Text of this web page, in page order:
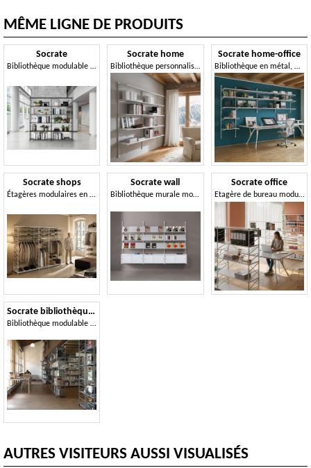
MÊME LIGNE DE PRODUITS
Socrate
Bibliothèque modulable en métal
Socrate home
Bibliothèque personnalisable, pour l'ameublement
Socrate home-office
Bibliothèque en métal, modulable et personnalisable avec accessoires
Socrate shops
Étagères modulaires en acier peint, pour les boutiques
Socrate wall
Bibliothèque murale modulable
Socrate office
Etagère de bureau modulable
Socrate bibliothèques
Bibliothèque modulable en métal, idéale pour les bibliothèques
AUTRES VISITEURS AUSSI VISUALISÉS